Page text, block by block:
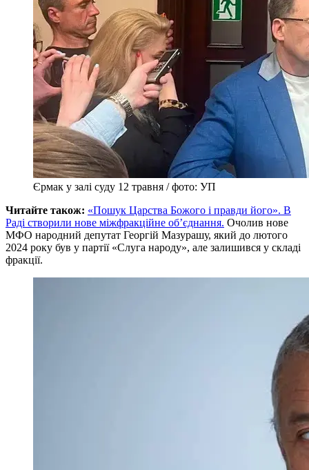
Єрмак у залі суду 12 травня / фото: УП
Читайте також: «Пошук Царства Божого і правди його». В
Раді створили нове міжфракційне об’єднання. Очолив нове
МФО народний депутат Георгій Мазурашу, який до лютого
2024 року був у партії «Слуга народу», але залишився у складі
фракції.